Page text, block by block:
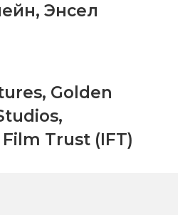
, Энсел
, Golden
,
Trust (IFT)